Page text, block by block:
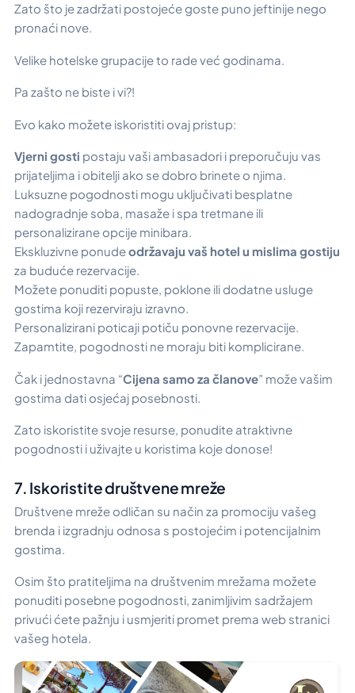
Zato što je zadržati postojeće goste puno jeftinije nego
pronaći nove.
Velike hotelske grupacije to rade već godinama.
Pa zašto ne biste i vi?!
Evo kako možete iskoristiti ovaj pristup:
Vjerni gosti postaju vaši ambasadori i preporučuju vas
prijateljima i obitelji ako se dobro brinete o njima.
Luksuzne pogodnosti mogu uključivati besplatne
nadogradnje soba, masaže i spa tretmane ili
personalizirane opcije minibara.
Ekskluzivne ponudeodržavaju vaš hotel u mislima gostiju
za buduće rezervacije.
Možete ponuditi popuste, poklone ili dodatne usluge
gostima koji rezerviraju izravno.
Personalizirani poticaji potiču ponovne rezervacije.
Zapamtite, pogodnosti ne moraju biti komplicirane.
Čak i jednostavna “Cijena samo za članove” može vašim
gostima dati osjećaj posebnosti.
Zato iskoristite svoje resurse, ponudite atraktivne
pogodnosti i uživajte u koristima koje donose!
7. Iskoristite društvene mreže
Društvene mreže odličan su način za promociju vašeg
brenda i izgradnju odnosa s postojećim i potencijalnim
gostima.
Osim što pratiteljima na društvenim mrežama možete
ponuditi posebne pogodnosti, zanimljivim sadržajem
privući ćete pažnju i usmjeriti promet prema web stranici
vašeg hotela.